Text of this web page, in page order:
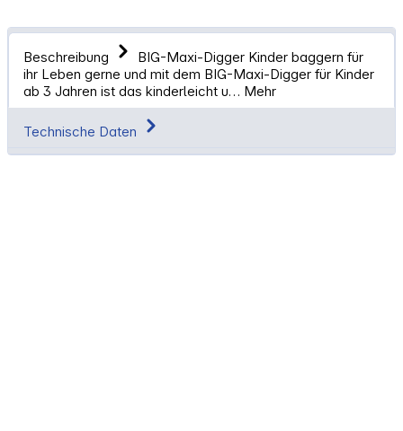
Beschreibung
BIG-Maxi-Digger Kinder baggern für
ihr Leben gerne und mit dem BIG-Maxi-Digger für Kinder
ab 3 Jahren ist das kinderleicht u… Mehr
Technische Daten